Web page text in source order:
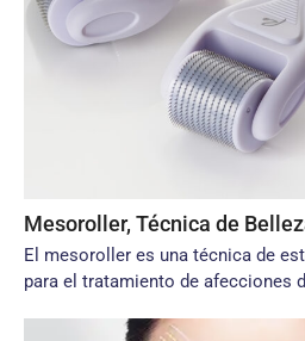
Mesoroller, Técnica de
El mesoroller es una técnica de
para el tratamiento de afecciones